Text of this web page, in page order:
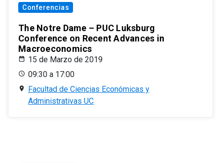
Conferencias
The Notre Dame – PUC Luksburg
Conference on Recent Advances in
Macroeconomics
15 de Marzo de 2019
09:30 a 17:00
Facultad de Ciencias Económicas y
Administrativas UC